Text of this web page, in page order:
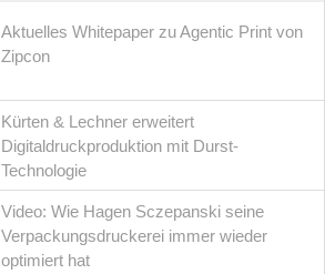
Aktuelles Whitepaper zu Agentic Print von
Zipcon
Kürten & Lechner erweitert
Digitaldruckproduktion mit Durst-
Technologie
Video: Wie Hagen Sczepanski seine
Verpackungsdruckerei immer wieder
optimiert hat